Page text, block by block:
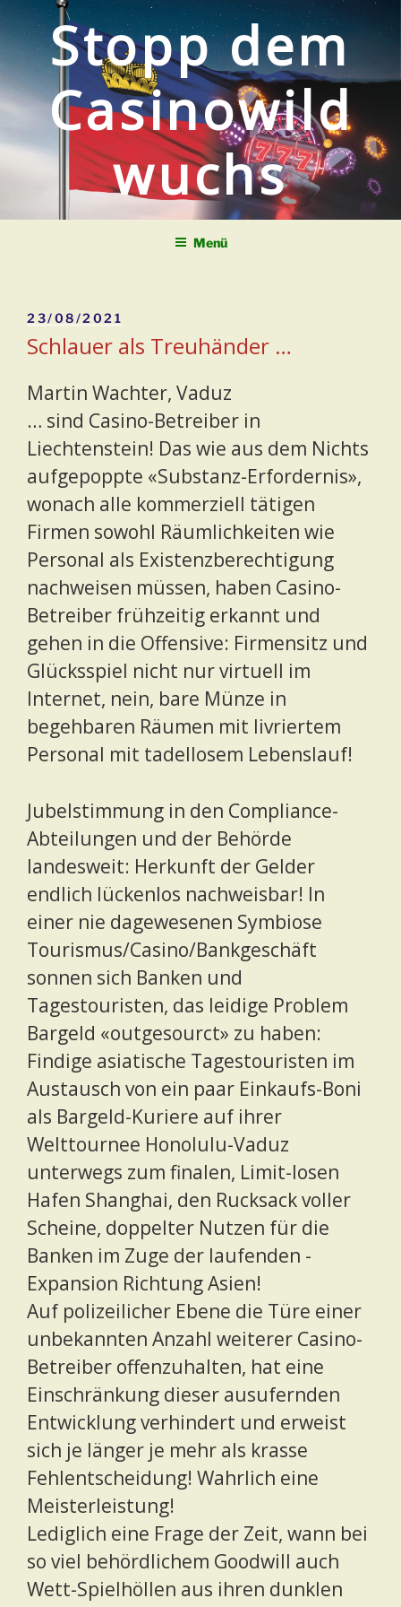
Zum
Inhalt
springenStopp dem
Casinowild
wuchs
Menü
Veröffentlicht
am
23/08/2021
Schlauer als Treuhänder …
Martin Wachter, Vaduz
… sind Casino-Betreiber in
Liechtenstein! Das wie aus dem Nichts
aufgepoppte «Substanz-Erfordernis»,
wonach alle kommerziell tätigen
Firmen sowohl Räumlichkeiten wie
Personal als Existenzberechtigung
nachweisen müssen, haben Casino-
Betreiber frühzeitig erkannt und
gehen in die Offensive: Firmensitz und
Glücksspiel nicht nur virtuell im
Internet, nein, bare Münze in
begehbaren Räumen mit livriertem
Personal mit tadellosem Lebenslauf!
Jubelstimmung in den Compliance-
Abteilungen und der Behörde
landesweit: Herkunft der Gelder
endlich lückenlos nachweisbar! In
einer nie dagewesenen Symbiose
Tourismus/Casino/Bankgeschäft
sonnen sich Banken und
Tagestouristen, das leidige Problem
Bargeld «outgesourct» zu haben:
Findige asiatische Tagestouristen im
Austausch von ein paar Einkaufs-Boni
als Bargeld-Kuriere auf ihrer
Welttournee Honolulu-Vaduz
unterwegs zum finalen, Limit-losen
Hafen Shanghai, den Rucksack voller
Scheine, doppelter Nutzen für die
Banken im Zuge der laufenden ­
Expansion Richtung Asien!
Auf polizeilicher Ebene die Türe ­einer
unbekannten Anzahl weiterer Casino-
Betreiber offenzuhalten, hat eine
Einschränkung dieser ausufernden
Entwicklung verhindert und erweist
sich je länger je mehr als krasse
Fehlentscheidung! Wahrlich eine
Meisterleistung!
Lediglich eine Frage der Zeit, wann bei
so viel behördlichem Goodwill auch
Wett-Spielhöllen aus ihren dunklen